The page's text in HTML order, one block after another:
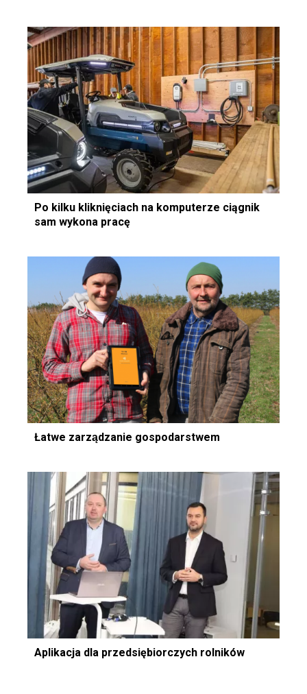
Po kilku kliknięciach na komputerze ciągnik
sam wykona pracę
Łatwe zarządzanie gospodarstwem
Aplikacja dla przedsiębiorczych rolników